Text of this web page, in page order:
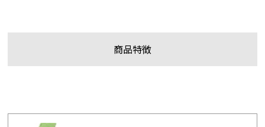
商品特徴